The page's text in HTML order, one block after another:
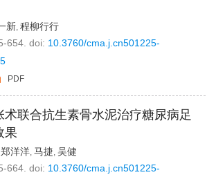
新, 程柳行行
654. doi: 10.3760/cma.j.cn501225-
PDF
术联合抗生素骨水泥治疗糖尿病足
果
郑洋洋, 马捷, 吴健
664. doi: 10.3760/cma.j.cn501225-